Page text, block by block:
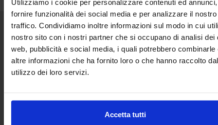
Utilizziamo i cookie per personalizzare contenuti ed
fornire funzionalità dei social media e per analizzare il nostro
traffico. Condividiamo inoltre informazioni sul modo in cui
nostro sito con i nostri partner che si occupano di analisi dei
web, pubblicità e social media, i quali potrebbero combinarle
altre informazioni che ha fornito loro o che hanno raccolto
utilizzo dei loro servizi.
Accetta tutti
Senaf srl
Via Eritrea 21/A
Project and management